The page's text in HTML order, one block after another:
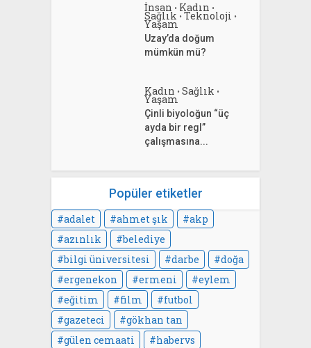
İnsan • Kadın •
Sağlık • Teknoloji •
Yaşam
Uzay’da doğum
mümkün mü?
Kadın • Sağlık •
Yaşam
Çinli biyoloğun “üç
ayda bir regl”
çalışmasına...
Popüler etiketler
adalet ahmet şık
akp
azınlık
belediye
bilgi üniversitesi
darbe
doğa
ergenekon
ermeni
eylem
eğitim
film
futbol
gazeteci
gökhan tan
gülen cemaati
habervs